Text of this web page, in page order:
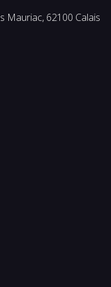
Mauriac, 62100 Calais